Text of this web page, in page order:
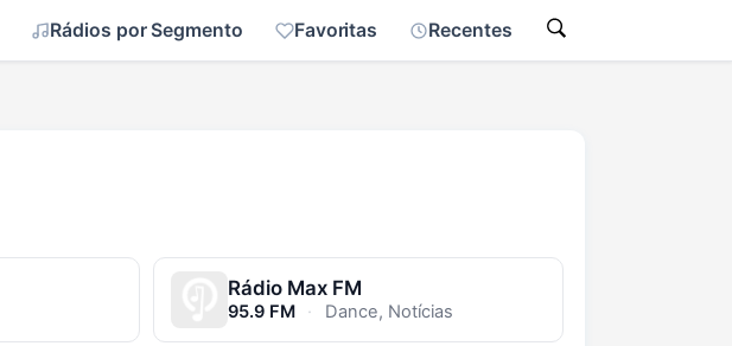
Rádios por Segmento Favoritas Recentes
Rádio Max FM
95.9 FM · Dance, Notícias